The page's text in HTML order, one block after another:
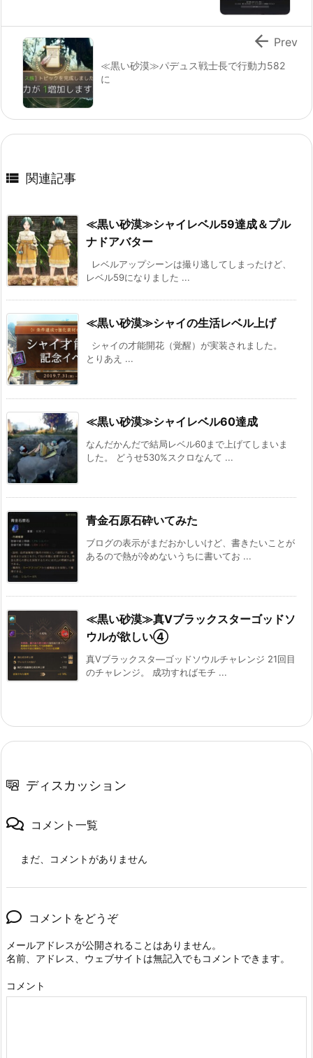
≪黒い砂漠≫パデュス戦士長で行動力582
に
 Prev
 関連記事
≪黒い砂漠≫シャイレベル59達成＆プル
ナドアバター
レベルアップシーンは撮り逃してしまったけど、
レベル59になりました ...
≪黒い砂漠≫シャイの生活レベル上げ
シャイの才能開花（覚醒）が実装されました。
とりあえ ...
≪黒い砂漠≫シャイレベル60達成
なんだかんだで結局レベル60まで上げてしまいま
した。 どうせ530%スクロなんて ...
青金石原石砕いてみた
ブログの表示がまだおかしいけど、書きたいことが
あるので熱が冷めないうちに書いてお ...
≪黒い砂漠≫真Ⅴブラックスターゴッドソ
ウルが欲しい④
真Ⅴブラックスタ―ゴッドソウルチャレンジ 21回目
のチャレンジ。 成功すればモチ ...
ディスカッション
コメント一覧
まだ、コメントがありません
コメントをどうぞ
メールアドレスが公開されることはありません。
名前、アドレス、ウェブサイトは無記入でもコメントできます。
コメント